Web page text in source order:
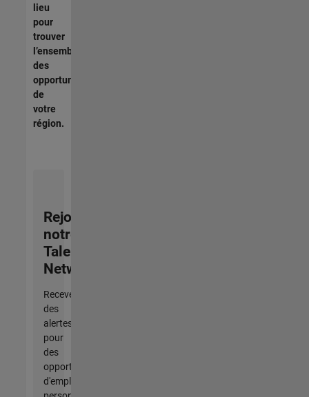
lieu
pour
trouver
l’ensemble
des
opportunités
de
votre
région.
Rejoignez
notre
Talent
Network
Recevez
des
alertes
pour
des
opportunités
d'emploi